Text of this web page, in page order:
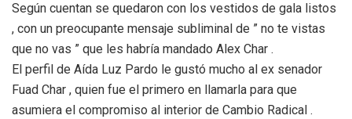
Según cuentan se quedaron con los vestidos de gala listos
, con un preocupante mensaje subliminal de ” no te vistas
que no vas ” que les habría mandado Alex Char .
El perfil de Aída Luz Pardo le gustó mucho al ex senador
Fuad Char , quien fue el primero en llamarla para que
asumiera el compromiso al interior de Cambio Radical .